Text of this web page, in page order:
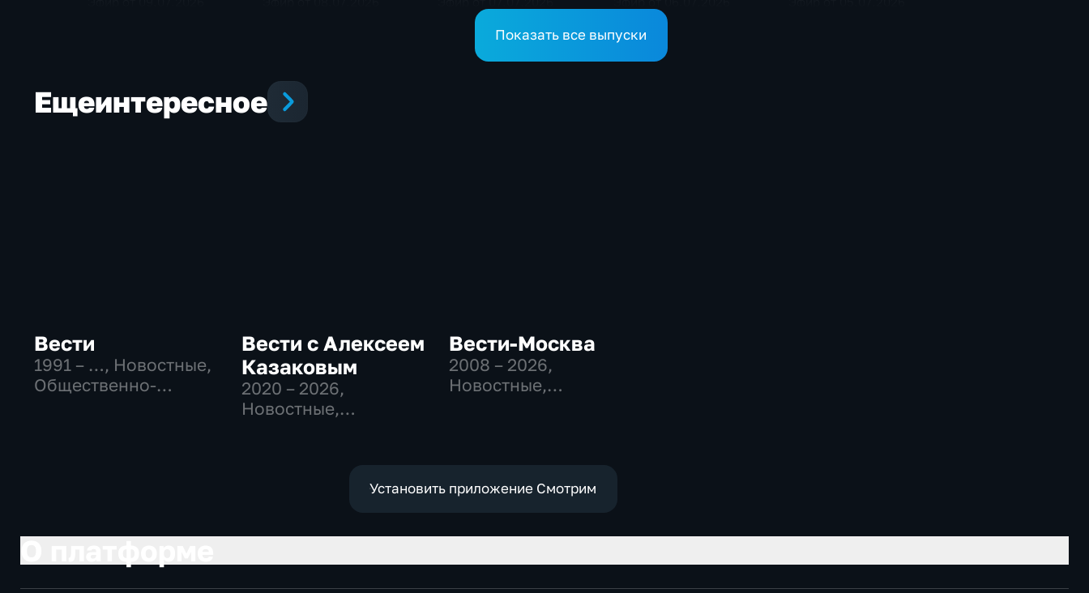
Показать все выпуски
Ещеинтересное
Вести
1991 – …, Новостные,
Общественно-
Вести с Алексеем
Казаковым
2020 – 2026,
Новостные,
Вести-Москва
2008 – 2026,
Новостные,
Установить приложение Смотрим